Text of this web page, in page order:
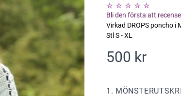
Bli den första att
Virkad DROPS poncho i
Stl S - XL
500 kr
1.